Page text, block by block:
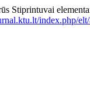
Stiprintuvai
index.php/